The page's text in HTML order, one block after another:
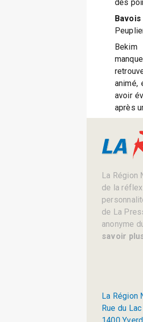
des
Bekim
animé,
avoir
après
La Région
de la
de La
anonyme
savoir
La Région
Rue du
1400